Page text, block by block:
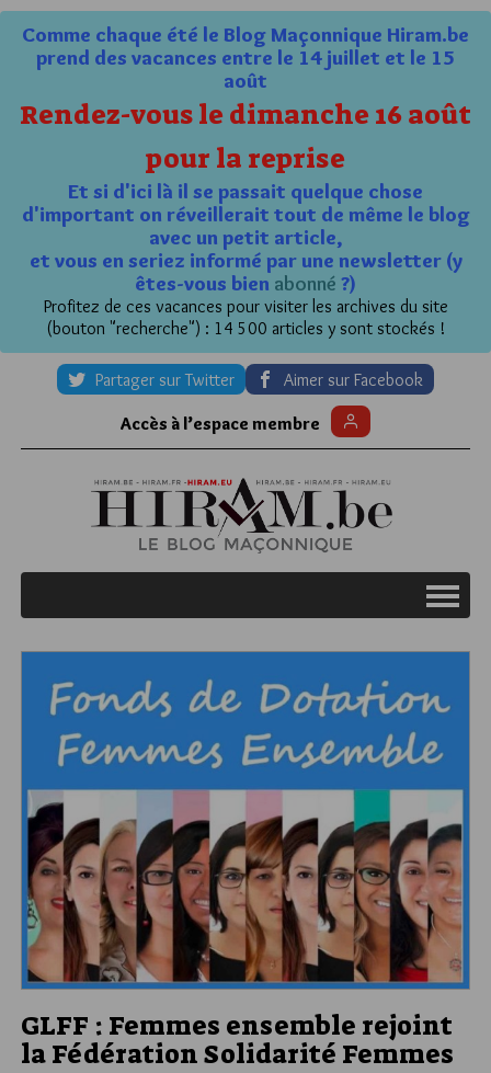
Comme chaque été le Blog Maçonnique Hiram.be
prend des vacances entre le 14 juillet et le 15
août
Rendez-vous le dimanche 16 août
pour la reprise
Et si d'ici là il se passait quelque chose
d'important on réveillerait tout de même le blog
avec un petit article,
et vous en seriez informé par une newsletter (y
êtes-vous bien abonné ?)
Profitez de ces vacances pour visiter les archives du site
(bouton "recherche") : 14 500 articles y sont stockés !
Partager sur Twitter Aimer sur Facebook
Accès à l’espace membre
GLFF : Femmes ensemble rejoint
la Fédération Solidarité Femmes